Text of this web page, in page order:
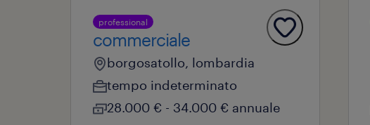
professional
commerciale
borgosatollo, lombardia
tempo indeterminato
28.000 € - 34.000 € annuale